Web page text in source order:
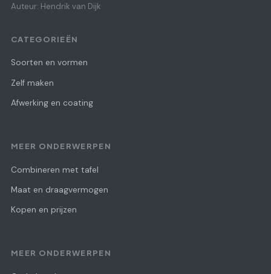
Auteur: Hendrik van Dijk
CATEGORIEËN
Soorten en vormen
Zelf maken
Afwerking en coating
MEER ONDERWERPEN
Combineren met tafel
Maat en draagvermogen
Kopen en prijzen
MEER ONDERWERPEN